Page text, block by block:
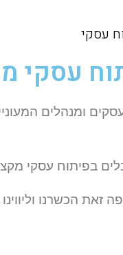
עסקי
ומנהלים
בפיתוח עסקי